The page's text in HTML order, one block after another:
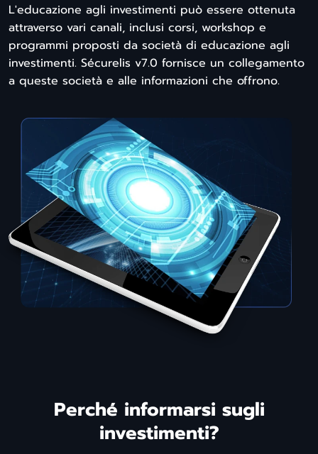
L'educazione agli investimenti può essere ottenuta
attraverso vari canali, inclusi corsi, workshop e
programmi proposti da società di educazione agli
investimenti. Sécurelis v7.0 fornisce un collegamento
a queste società e alle informazioni che offrono.
Perché informarsi sugli
investimenti?